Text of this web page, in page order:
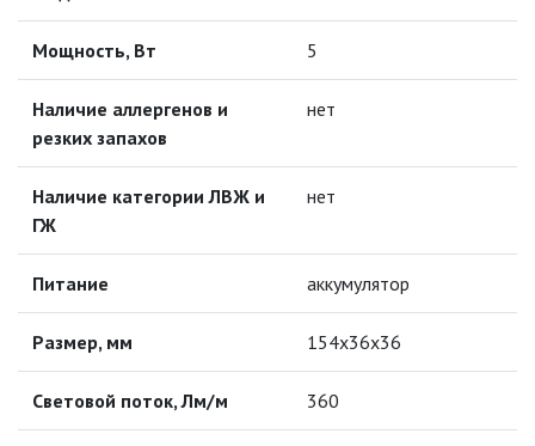
МОДУЛЬНЫЕ СИСТЕМЫ
НАСТОЛЬНЫЕ СВЕТИЛЬНИКИ
НОВОГОДНЕЕ ОСВЕЩЕНИЕ
ОТВЕРТКИ
Мощность, Вт 5
Наличие аллергенов и
резких запахов
нет
Наличие категории ЛВЖ и
ГЖ
нет
Питание аккумулятор
Размер, мм 154х36х36
Световой поток, Лм/м 360